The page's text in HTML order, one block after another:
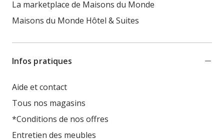
La marketplace de Maisons du Monde
Maisons du Monde Hôtel & Suites
Infos pratiques
Aide et contact
Tous nos magasins
*Conditions de nos offres
Entretien des meubles